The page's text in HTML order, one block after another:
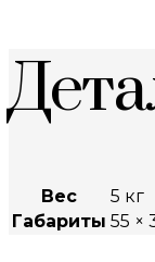
Вес
5 кг
Габариты 55 ×